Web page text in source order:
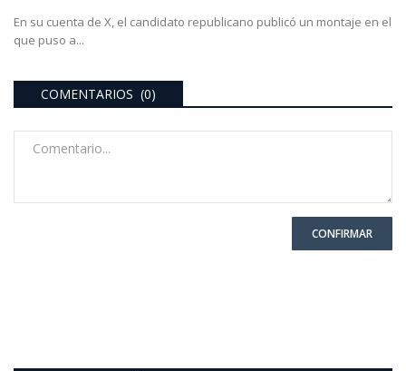
En su cuenta de X, el candidato republicano publicó un montaje en el
que puso a...
COMENTARIOS (0)
CONFIRMAR